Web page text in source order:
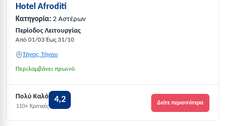
Hotel Afroditi
Κατηγορία: 2 Αστέρων
Περίοδος Λειτουργίας
Από 01/03 Έως 31/10
Τήνος, Τήνου
Περιλαμβάνει πρωινό
Πολύ Καλό
110+ Κριτικές
4,2 Δείτε περισσότερα